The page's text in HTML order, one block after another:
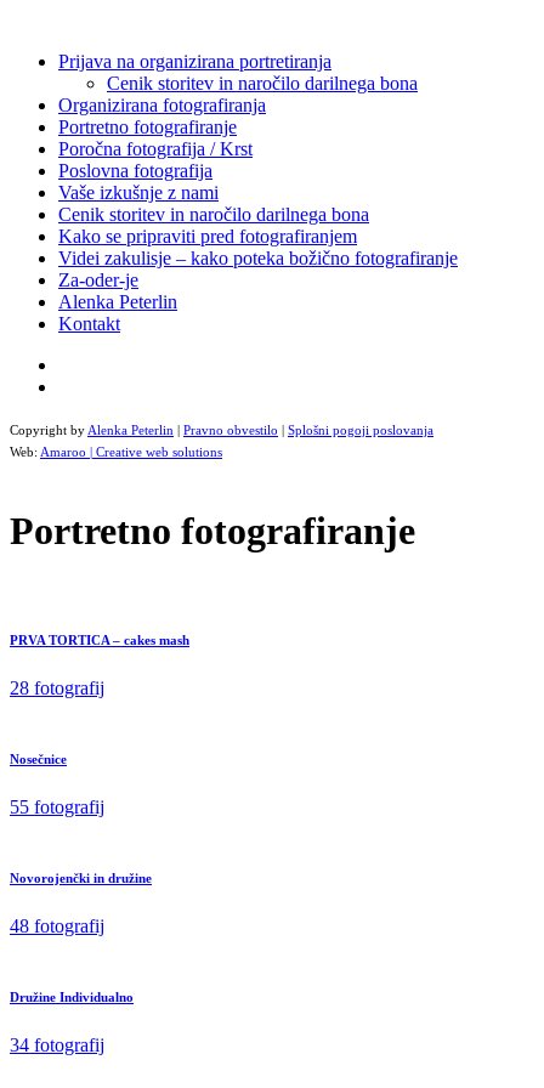
Prijava na organizirana portretiranja
Cenik storitev in naročilo darilnega bona
Organizirana fotografiranja
Portretno fotografiranje
Poročna fotografija / Krst
Poslovna fotografija
Vaše izkušnje z nami
Cenik storitev in naročilo darilnega bona
Kako se pripraviti pred fotografiranjem
Videi zakulisje – kako poteka božično fotografiranje
Za-oder-je
Alenka Peterlin
Kontakt
Copyright by Alenka Peterlin | Pravno obvestilo | Splošni pogoji poslovanja
Web: Amaroo | Creative web solutions
Portretno fotografiranje
PRVA TORTICA – cakes mash
28 fotografij
Nosečnice
55 fotografij
Novorojenčki in družine
48 fotografij
Družine Individualno
34 fotografij